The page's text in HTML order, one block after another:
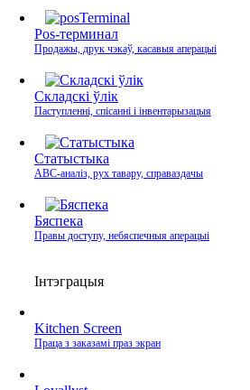
Pos-терминал
Продажы, друк чэкаў, касавыя аперацыі
Складскі ўлік
Паступленні, спісанні і інвентарызацыя
Статыстыка
ABC-аналіз, рух тавару, справаздачы
Бяспека
Правы доступу, небяспечныя аперацыі
Інтэграцыя
Kitchen Screen
Праца з заказамі праз экран